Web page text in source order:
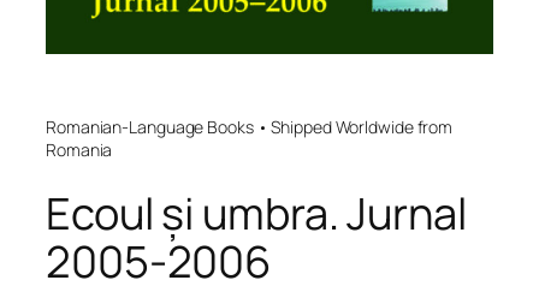
Romanian-Language Books • Shipped Worldwide from
Romania
Ecoul și umbra. Jurnal
2005-2006